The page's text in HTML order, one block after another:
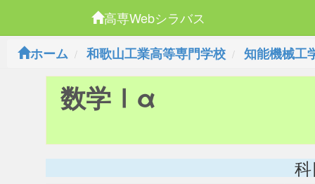
高専Webシラバス
ホーム
和歌山工業高等専門学校 知能機械工
数学Ⅰα